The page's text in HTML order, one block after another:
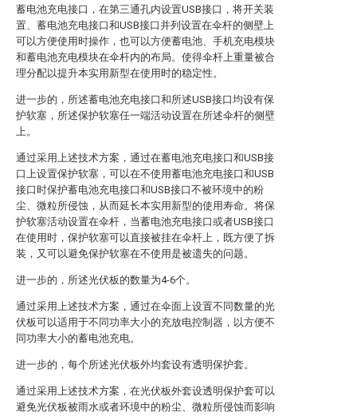
蓄电池充电接口，在第三通孔内设置USB接口，将开关装
置、蓄电池充电接口和USB接口并列设置在伞杆的侧壁上
可以方便使用时操作，也可以方便蓄电池、手机充电模块
和蓄电池充电模块在伞杆内的布局。使得伞杆上重量被合
理分配以提升本实用新型在使用时的稳定性。
进一步的，所述蓄电池充电接口和所述USB接口均设有保
护软塞，所述保护软塞任一端活动设置在所述伞杆的侧壁
上。
通过采用上述技术方案，通过在蓄电池充电接口和USB接
口上设置保护软塞，可以在不使用蓄电池充电接口和USB
接口时保护蓄电池充电接口和USB接口不被环境中的粉
尘、微粒所侵蚀，从而延长本实用新型的使用寿命。将保
护软塞活动设置在伞杆，当蓄电池充电接口或者USB接口
在使用时，保护软塞可以直接被挂在伞杆上，既方便了拆
装，又可以避免保护软塞在不使用是被遗失的问题。
进一步的，所述光伏板的数量为4-6个。
通过采用上述技术方案，通过在伞面上设置不同数量的光
伏板可以适用于不同功率大小的充放电控制器，以方便不
同功率大小的蓄电池充电。
进一步的，每个所述光伏板外均套设有透明保护套。
通过采用上述技术方案，在光伏板外套设透明保护套可以
避免光伏板被雨水或者环境中的粉尘、微粒所侵蚀而影响